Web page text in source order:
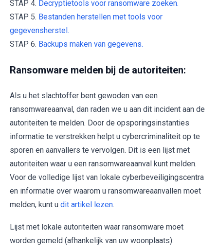
STAP 4. Decryptietools voor ransomware zoeken.
STAP 5. Bestanden herstellen met tools voor
gegevensherstel.
STAP 6. Backups maken van gegevens.
Ransomware melden bij de autoriteiten:
Als u het slachtoffer bent gewoden van een
ransomwareaanval, dan raden we u aan dit incident aan de
autoriteiten te melden. Door de opsporingsinstanties
informatie te verstrekken helpt u cybercriminaliteit op te
sporen en aanvallers te vervolgen. Dit is een lijst met
autoriteiten waar u een ransomwareaanval kunt melden.
Voor de volledige lijst van lokale cyberbeveiligingscentra
en informatie over waarom u ransomwareaanvallen moet
melden, kunt u dit artikel lezen.
Lijst met lokale autoriteiten waar ransomware moet
worden gemeld (afhankelijk van uw woonplaats):